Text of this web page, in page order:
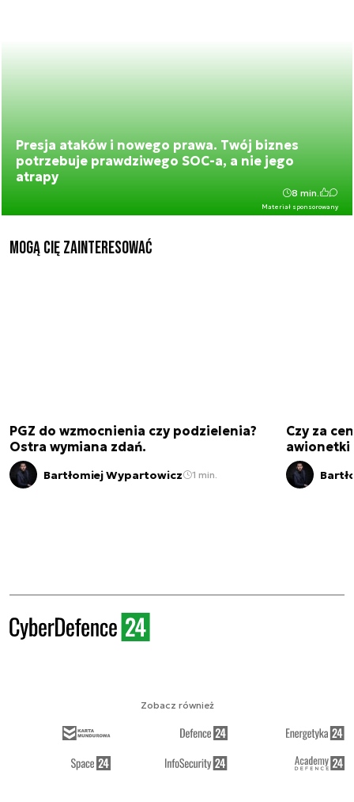
Presja ataków i nowego prawa. Twój biznes
potrzebuje prawdziwego SOC-a, a nie jego
atrapy
Materiał sponsorowany
8 min.
Mogą Cię zainteresować
PGZ do wzmocnienia czy podzielenia?
Ostra wymiana zdań.
Bartłomiej Wypartowicz 1 min.
Czy za
awionetki
Zobacz również